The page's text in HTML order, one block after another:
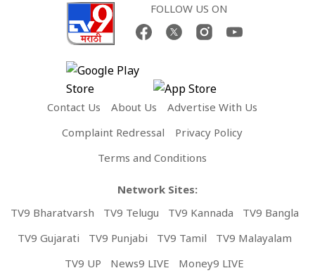
FOLLOW US ON
Contact Us About Us
Advertise With Us
Complaint Redressal
Privacy Policy
Terms and Conditions
Network Sites:
TV9 Bharatvarsh
TV9 Telugu TV9 Kannada
TV9 Bangla
TV9 Gujarati
TV9 Punjabi TV9 Tamil
TV9 Malayalam
TV9 UP
News9 LIVE Money9 LIVE